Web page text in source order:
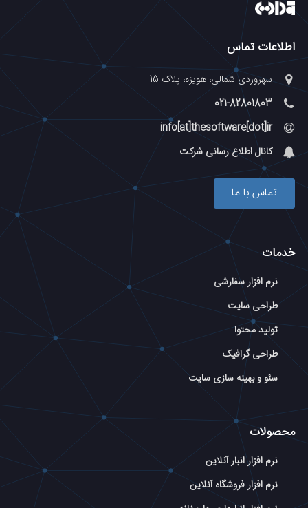
اطلاعات تماس
سهروردی شمالی، هویزه، پلاک 15
021-82801803
info[at]thesoftware[dot]ir
کانال اطلاع رسانی شرکت
تماس با ما
خدمات
نرم افزار سفارشی
طراحی سایت
تولید محتوا
طراحی گرافیک
سئو و بهینه سازی سایت
محصولات
نرم افزار انبار آنلاین
نرم افزار فروشگاه آنلاین